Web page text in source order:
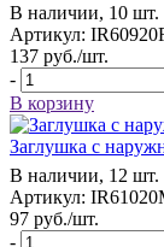
В наличии, 10 шт.
Артикул:
137 руб./шт.
-
В корзину
Заглушка с
В наличии, 12 шт.
Артикул:
97 руб./шт.
-